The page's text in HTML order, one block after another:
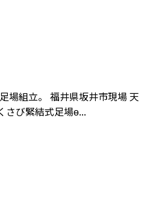
場組立。 福井県坂井市現場 天
さび緊結式足場ɵ...